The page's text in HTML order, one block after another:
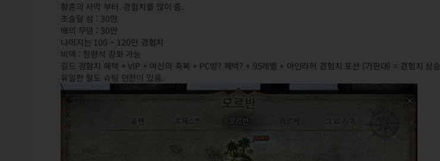
황혼의 사막 부터. 경험치를 많이 줌.
초승달 섬 : 30만
배의 무덤 : 30만
나머지는 100 ~ 120만 경험치
비덱 : 정령석 강화 가능
길드 경험치 혜택 + VIP + 여신의 축복 + PC방? 혜택? + 95레벨 + 아인라허 경험치 포션 (가판대) = 경험치 상승
유일한 철도 슈팅 던전이 있음.